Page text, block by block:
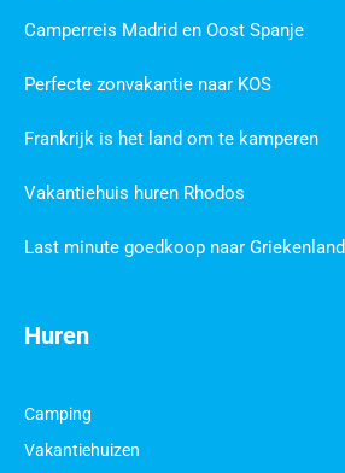
Huren
Camping
Vakantiehuizen
Camperreis Madrid en Oost Spanje
Perfecte zonvakantie naar KOS
Frankrijk is het land om te kamperen
Vakantiehuis huren Rhodos
Last minute goedkoop naar Griekenland